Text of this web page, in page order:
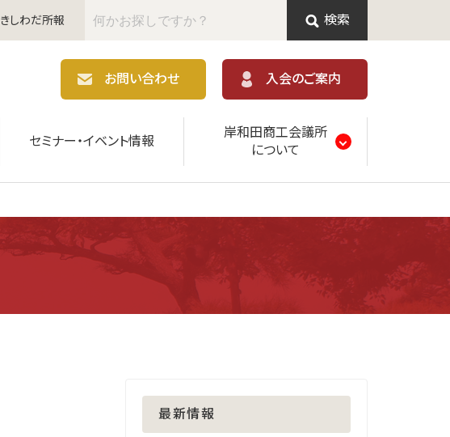
きしわだ所報 検索
お問い合わせ
入会のご案内
セミナー・イベント情報
岸和田商工会議所
について
最新情報